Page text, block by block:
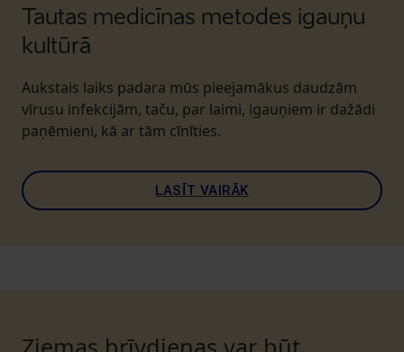
Tautas medicīnas metodes igauņu
kultūrā
Aukstais laiks padara mūs pieejamākus daudzām
vīrusu infekcijām, taču, par laimi, igauņiem ir dažādi
paņēmieni, kā ar tām cīnīties.
LASĪT VAIRĀK